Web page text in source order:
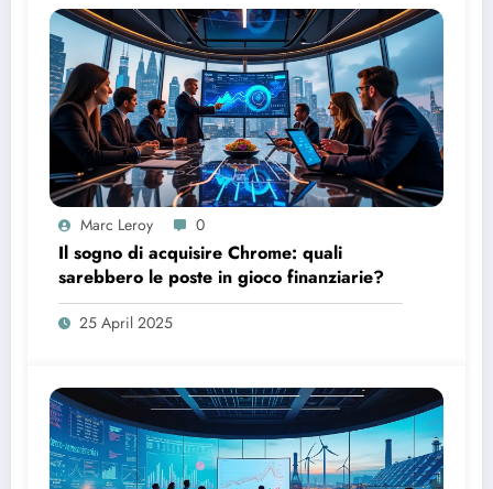
Marc Leroy 0
Il sogno di acquisire Chrome: quali
sarebbero le poste in gioco finanziarie?
25 April 2025